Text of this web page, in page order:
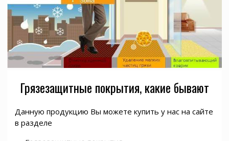
Грязезащитные покрытия, какие бывают
Данную продукцию Вы можете купить у нас на сайте
в разделе